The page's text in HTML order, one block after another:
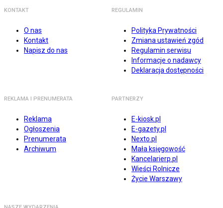
KONTAKT
O nas
Kontakt
Napisz do nas
REGULAMIN
Polityka Prywatności
Zmiana ustawień zgód
Regulamin serwisu
Informacje o nadawcy
Deklaracja dostępności
REKLAMA I PRENUMERATA
Reklama
Ogłoszenia
Prenumerata
Archiwum
PARTNERZY
E-kiosk.pl
E-gazety.pl
Nexto.pl
Mała księgowość
Kancelarierp.pl
Wieści Rolnicze
Życie Warszawy